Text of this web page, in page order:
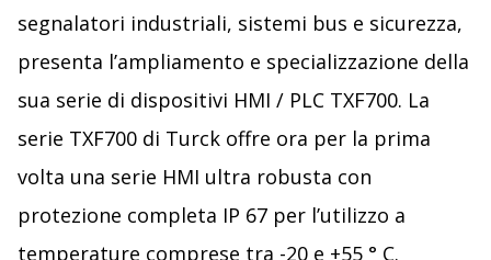
segnalatori industriali, sistemi bus e sicurezza,
presenta l’ampliamento e specializzazione della
sua serie di dispositivi HMI / PLC TXF700. La
serie TXF700 di Turck offre ora per la prima
volta una serie HMI ultra robusta con
protezione completa IP 67 per l’utilizzo a
temperature comprese tra -20 e +55 ° C.